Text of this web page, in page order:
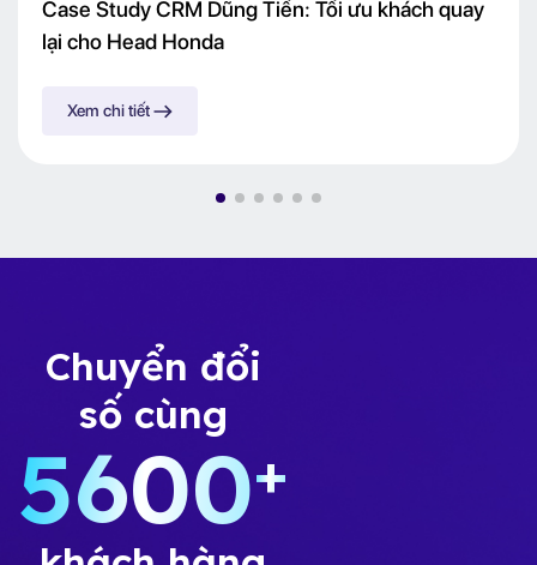
Case Study CRM Dũng Tiến: Tối ưu khách quay
lại cho Head Honda
Xem chi tiết
Chuyển đổi
số cùng
5600+